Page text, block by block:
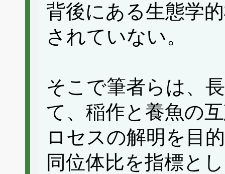
背後にある生態学
されていない。
そこで筆者らは、
て、稲作と養魚の
ロセスの解明を目
同位体比を指標と